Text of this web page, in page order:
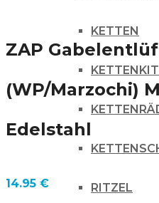
KETTEN
RITZEL
ZAP
(WP/Marzochi)
Edelstahl
14.95 €